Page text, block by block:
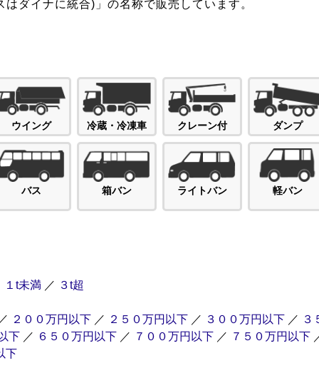
ダイナに統合)」の名称で販売しています。
ウイング 冷蔵・冷凍車 クレーン付 ダンプ
バス 箱バン ライトバン 軽バン
１t未満 ／ ３t超
２００万円以下 ／ ２５０万円以下 ／ ３００万円以下 ／ ３
下 ／ ６５０万円以下 ／ ７００万円以下 ／ ７５０万円以下
下